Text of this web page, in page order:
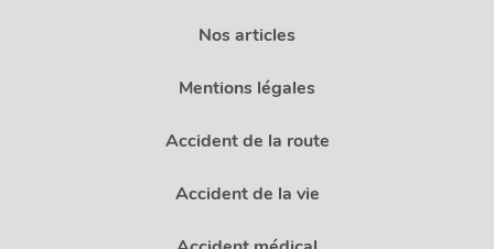
Nos articles
Mentions légales
Accident de la route
Accident de la vie